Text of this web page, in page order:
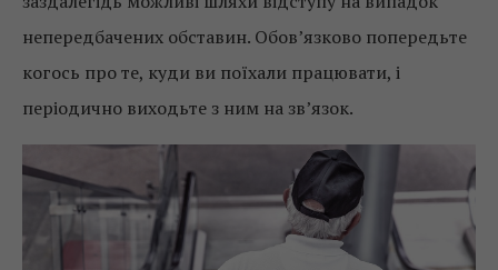
непередбачених обставин. Обов’язково попередьте
когось про те, куди ви поїхали працювати, і
періодично виходьте з ним на зв’язок.